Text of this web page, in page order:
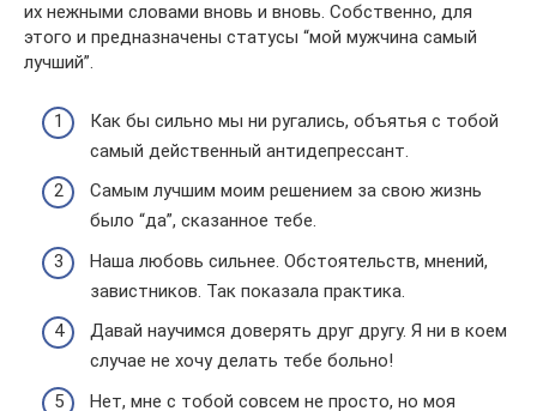
их нежными словами вновь и вновь. Собственно, для
этого и предназначены статусы “мой мужчина самый
лучший”.
Как бы сильно мы ни ругались, объятья с тобой
самый действенный антидепрессант.
Самым лучшим моим решением за свою жизнь
было “да”, сказанное тебе.
Наша любовь сильнее. Обстоятельств, мнений,
завистников. Так показала практика.
Давай научимся доверять друг другу. Я ни в коем
случае не хочу делать тебе больно!
Нет, мне с тобой совсем не просто, но моя